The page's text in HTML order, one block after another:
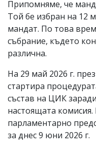
Припомняме, че
Той бе избран на 12
мандат. По това
събрание, където
различна.
На 29 май 2026 г.
стартира
състав на ЦИК
настоящата
парламентарно
за днес 9 юни 2026 г.